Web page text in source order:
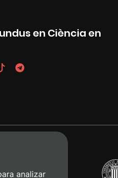
en Ciència en
analizar